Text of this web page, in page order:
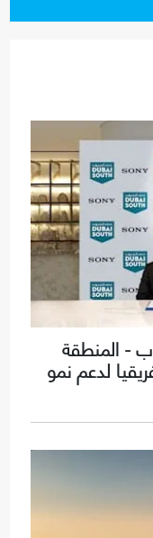
- المنطقة
لدعم نمو